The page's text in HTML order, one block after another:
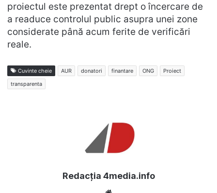
proiectul este prezentat drept o încercare de
a readuce controlul public asupra unei zone
considerate până acum ferite de verificări
reale.
Cuvinte cheie AUR donatori finantare ONG
Proiect
transparenta
Redacția 4media.info